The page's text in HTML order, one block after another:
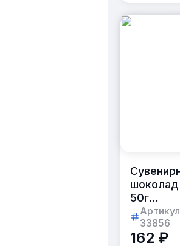
шоколад
50г
в
коробке
с
33856
162 ₽